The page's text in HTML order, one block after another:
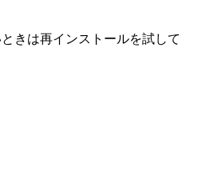
きは再インストールを試して